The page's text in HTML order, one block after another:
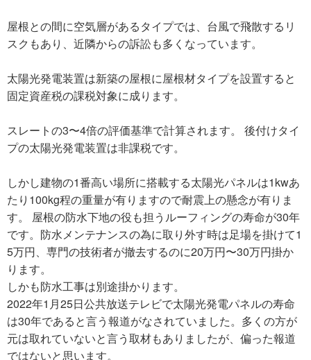
屋根との間に空気層があるタイプでは、台風で飛散するリ
スクもあり、近隣からの訴訟も多くなっています。
太陽光発電装置は新築の屋根に屋根材タイプを設置すると
固定資産税の課税対象に成ります。
スレートの3〜4倍の評価基準で計算されます。 後付けタイ
プの太陽光発電装置は非課税です。
しかし建物の1番高い場所に搭載する太陽光パネルは1kwあ
たり100kg程の重量が有りますので耐震上の懸念が有りま
す。 屋根の防水下地の役も担うルーフィングの寿命が30年
です。防水メンテナンスの為に取り外す時は足場を掛けて1
5万円、専門の技術者が撤去するのに20万円〜30万円掛か
ります。
しかも防水工事は別途掛かります。
2022年1月25日公共放送テレビで太陽光発電パネルの寿命
は30年であると言う報道がなされていました。多くの方が
元は取れていないと言う取材もありましたが、偏った報道
ではないと思います。